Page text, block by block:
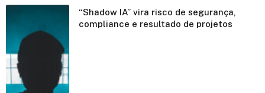
“Shadow IA” vira risco de segurança,
compliance e resultado de projetos